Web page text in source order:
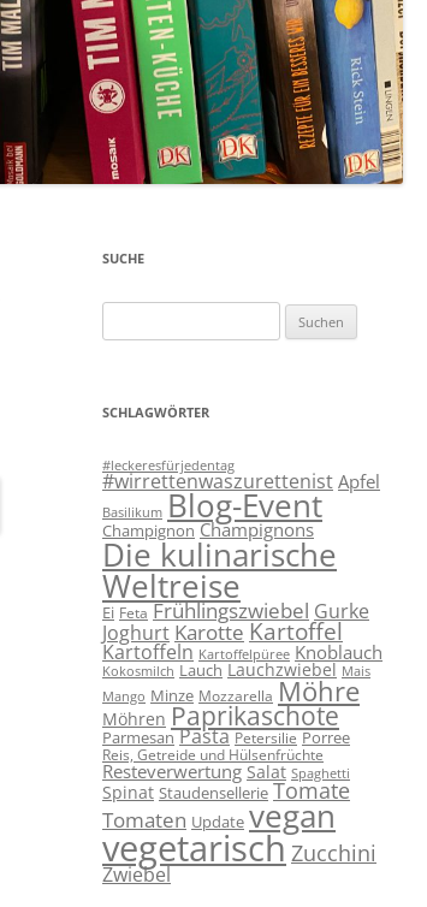
SUCHE
nach:
SCHLAGWÖRTER
#leckeresfürjedentag
#wirrettenwaszurettenist Apfel
Basilikum Blog-Event
Champignon Champignons
Die kulinarische
Weltreise
Ei Feta Frühlingszwiebel Gurke
Joghurt Karotte Kartoffel
Kartoffeln Kartoffelpüree Knoblauch
Kokosmilch Lauch Lauchzwiebel Mais
Mango Minze Mozzarella Möhre
Möhren Paprikaschote
Parmesan Pasta Petersilie Porree
Reis, Getreide und Hülsenfrüchte
Resteverwertung Salat Spaghetti
Spinat Staudensellerie Tomate
Tomaten Update vegan
vegetarischZucchini
Zwiebel